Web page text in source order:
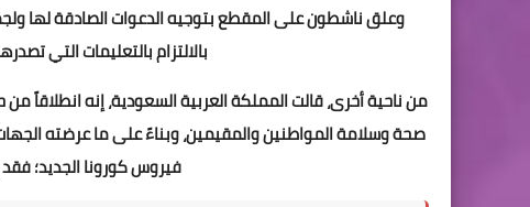
وعلق ناشطون على المقطع بتوجيه الدعوات الصادقة لها
بالالتزام بالتعليمات التي
من ناحية أخرى، قالت المملكة العربية السعودية، إنه
صحة وسلامة المواطنين والمقيمين، وبناءً على ما عرضته الجهات
فيروس كورونا الجديد؛ فقد